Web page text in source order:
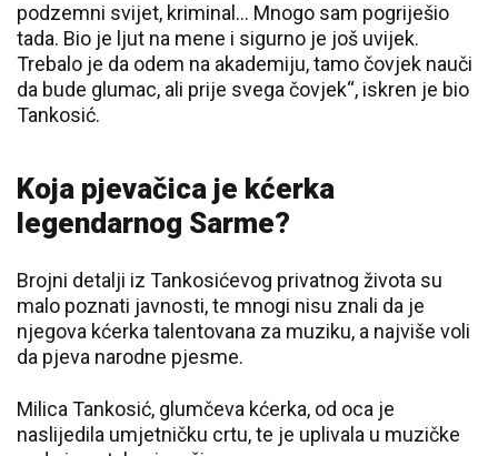
podzemni svijet, kriminal... Mnogo sam pogriješio
tada. Bio je ljut na mene i sigurno je još uvijek.
Trebalo je da odem na akademiju, tamo čovjek nauči
da bude glumac, ali prije svega čovjek“, iskren je bio
Tankosić.
Koja pjevačica je kćerka
legendarnog Sarme?
Brojni detalji iz Tankosićevog privatnog života su
malo poznati javnosti, te mnogi nisu znali da je
njegova kćerka talentovana za muziku, a najviše voli
da pjeva narodne pjesme.
Milica Tankosić, glumčeva kćerka, od oca je
naslijedila umjetničku crtu, te je uplivala u muzičke